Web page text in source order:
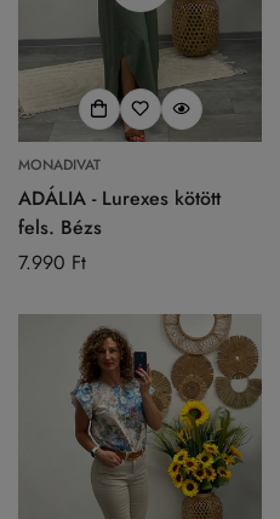
MONADIVAT
ADÁLIA - Lurexes kötött
fels. Bézs
Normál
7.990 Ft